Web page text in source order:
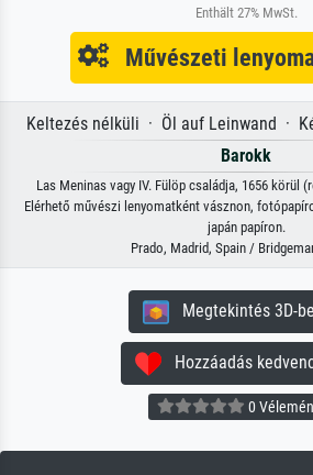
Enthält 27% MwSt.
Művészeti
Keltezés nélküli · Öl auf Leinwand ·
Barokk
Las Meninas vagy IV. Fülöp családja, 1656 körül
Elérhető művészi lenyomatként vásznon,
japán papíron.
Prado, Madrid, Spain /
Megtekintés 3D-
Hozzáadás
0